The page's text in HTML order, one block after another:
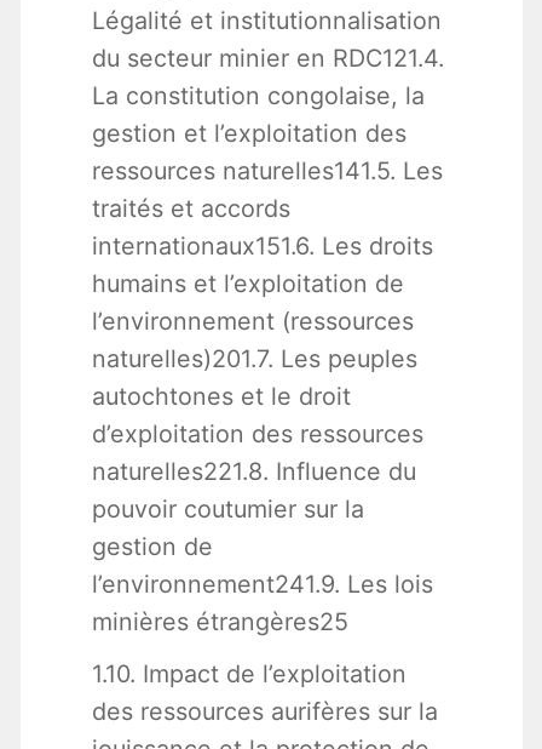
Légalité et institutionnalisation
du secteur minier en RDC121.4.
La constitution congolaise, la
gestion et l’exploitation des
ressources naturelles141.5. Les
traités et accords
internationaux151.6. Les droits
humains et l’exploitation de
l’environnement (ressources
naturelles)201.7. Les peuples
autochtones et le droit
d’exploitation des ressources
naturelles221.8. Influence du
pouvoir coutumier sur la
gestion de
l’environnement241.9. Les lois
minières étrangères25
1.10. Impact de l’exploitation
des ressources aurifères sur la